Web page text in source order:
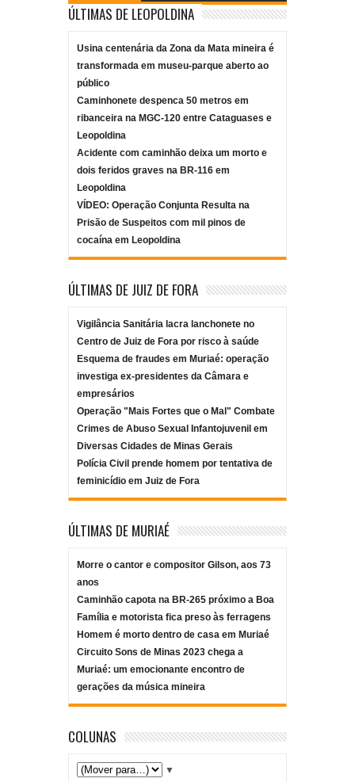
ÚLTIMAS DE LEOPOLDINA
Usina centenária da Zona da Mata mineira é
transformada em museu-parque aberto ao
público
Caminhonete despenca 50 metros em
ribanceira na MGC-120 entre Cataguases e
Leopoldina
Acidente com caminhão deixa um morto e
dois feridos graves na BR-116 em
Leopoldina
VÍDEO: Operação Conjunta Resulta na
Prisão de Suspeitos com mil pinos de
cocaína em Leopoldina
ÚLTIMAS DE JUIZ DE FORA
Vigilância Sanitária lacra lanchonete no
Centro de Juiz de Fora por risco à saúde
Esquema de fraudes em Muriaé: operação
investiga ex-presidentes da Câmara e
empresários
Operação "Mais Fortes que o Mal" Combate
Crimes de Abuso Sexual Infantojuvenil em
Diversas Cidades de Minas Gerais
Polícia Civil prende homem por tentativa de
feminicídio em Juiz de Fora
ÚLTIMAS DE MURIAÉ
Morre o cantor e compositor Gilson, aos 73
anos
Caminhão capota na BR-265 próximo a Boa
Família e motorista fica preso às ferragens
Homem é morto dentro de casa em Muriaé
Circuito Sons de Minas 2023 chega a
Muriaé: um emocionante encontro de
gerações da música mineira
COLUNAS
▼